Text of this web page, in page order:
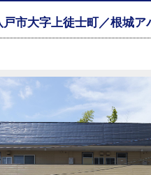
戸市大字上徒士町／根城